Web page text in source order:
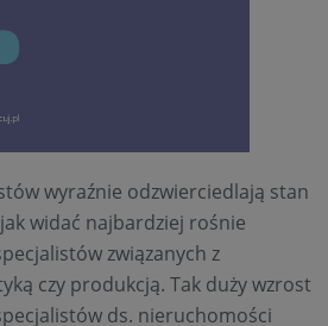
wyraźnie odzwierciedlają stan
widać najbardziej rośnie
związanych z
czy produkcją. Tak duży wzrost
ds. nieruchomości